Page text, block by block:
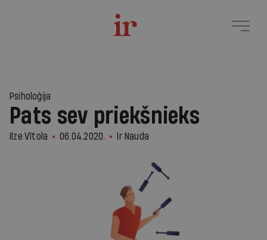
Psiholoģija
Pats sev priekšnieks
Ilze Vītola 06.04.2020. Ir Nauda